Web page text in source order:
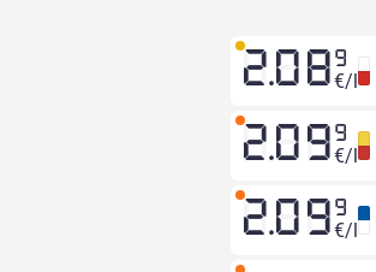
2.08 9
€/l
2.09 9
€/l
2.09 9
€/l